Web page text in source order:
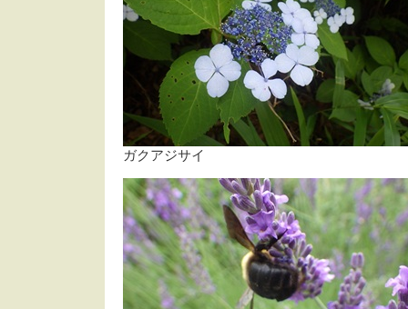
ガクアジサイ